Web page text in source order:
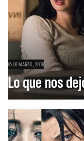
16 DE MARZO, 2018
Lo que nos